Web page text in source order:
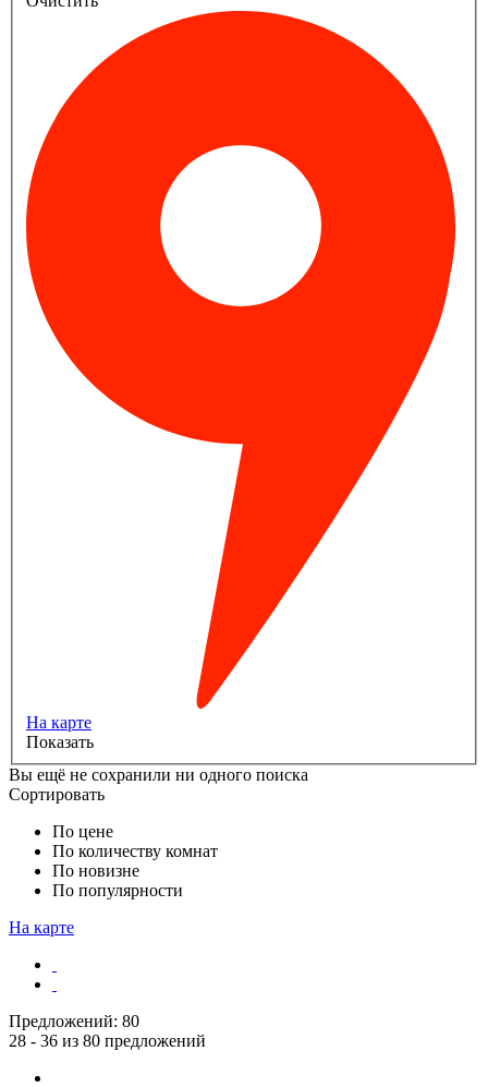
На карте
Показать
Вы ещё не сохранили ни одного поиска
Сортировать
По цене
По количеству комнат
По новизне
По популярности
На карте
Предложений: 80
28 - 36 из 80 предложений